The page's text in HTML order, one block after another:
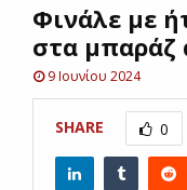
UΦινάλε με
στα μπαράζ
9 Ιουνίου 2024
SHARE 0